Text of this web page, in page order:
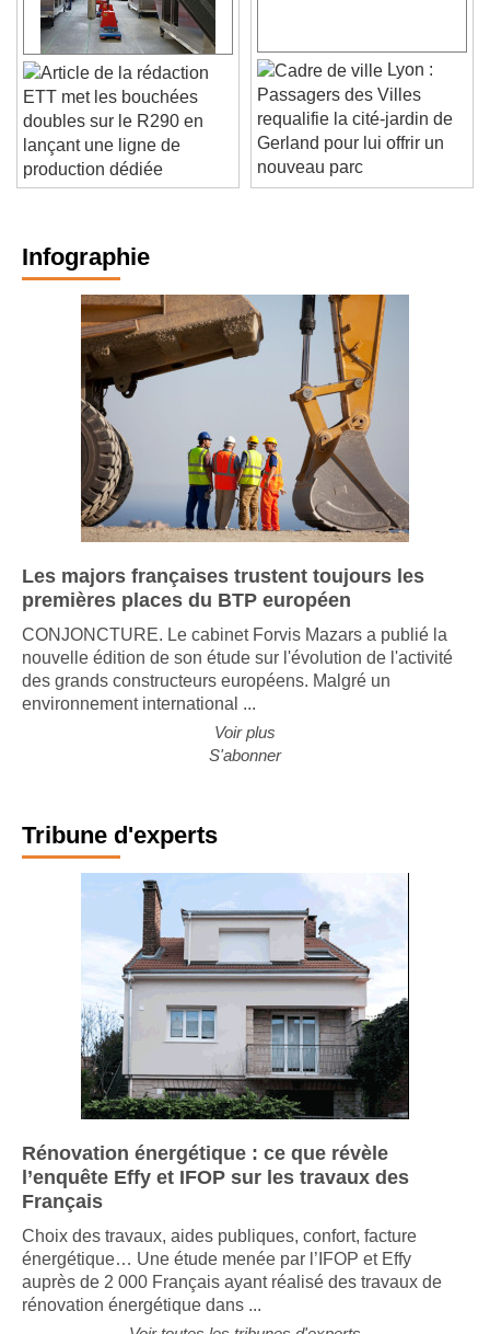
ETT met les bouchées
doubles sur le R290 en
lançant une ligne de
production dédiée
Lyon :
Passagers des Villes
requalifie la cité-jardin de
Gerland pour lui offrir un
nouveau parc
Infographie
Les majors françaises trustent toujours les
premières places du BTP européen
CONJONCTURE. Le cabinet Forvis Mazars a publié la
nouvelle édition de son étude sur l'évolution de l'activité
des grands constructeurs européens. Malgré un
Voir plus
Tribune d'experts
Rénovation énergétique : ce que révèle
l’enquête Effy et IFOP sur les travaux des
Français
Choix des travaux, aides publiques, confort, facture
énergétique… Une étude menée par l’IFOP et Effy
auprès de 2 000 Français ayant réalisé des travaux de